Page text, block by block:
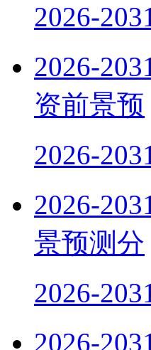
2026-
2026-
资前景预
2026-
2026-
景预测分
2026-
2026-